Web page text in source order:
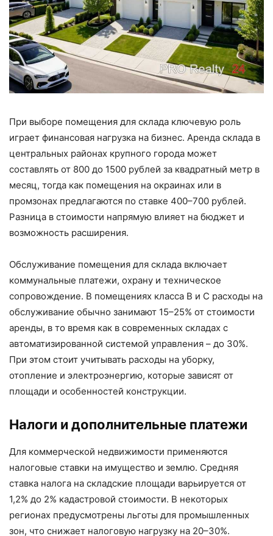
При выборе помещения для склада ключевую роль
играет финансовая нагрузка на бизнес. Аренда склада в
центральных районах крупного города может
составлять от 800 до 1500 рублей за квадратный метр в
месяц, тогда как помещения на окраинах или в
промзонах предлагаются по ставке 400–700 рублей.
Разница в стоимости напрямую влияет на бюджет и
возможность расширения.
Обслуживание помещения для склада включает
коммунальные платежи, охрану и техническое
сопровождение. В помещениях класса B и C расходы на
обслуживание обычно занимают 15–25% от стоимости
аренды, в то время как в современных складах с
автоматизированной системой управления – до 30%.
При этом стоит учитывать расходы на уборку,
отопление и электроэнергию, которые зависят от
площади и особенностей конструкции.
Налоги и дополнительные платежи
Для коммерческой недвижимости применяются
налоговые ставки на имущество и землю. Средняя
ставка налога на складские площади варьируется от
1,2% до 2% кадастровой стоимости. В некоторых
регионах предусмотрены льготы для промышленных
зон, что снижает налоговую нагрузку на 20–30%.